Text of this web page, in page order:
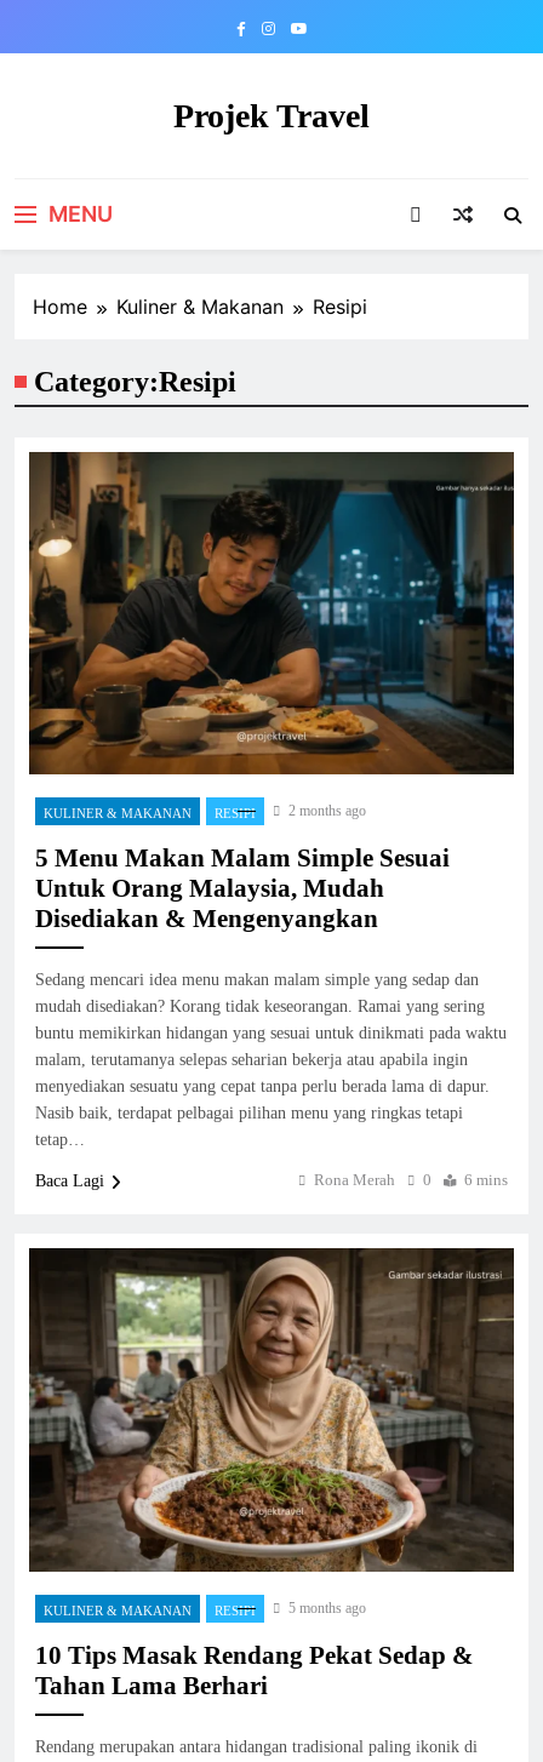
Projek Travel
MENU
Home Kuliner & Makanan Resipi
Category:Resipi
KULINER & MAKANAN RESIPI 2 months ago
5 Menu Makan Malam Simple Sesuai
Untuk Orang Malaysia, Mudah
Disediakan & Mengenyangkan
Sedang mencari idea menu makan malam simple yang sedap dan
mudah disediakan? Korang tidak keseorangan. Ramai yang sering
buntu memikirkan hidangan yang sesuai untuk dinikmati pada waktu
malam, terutamanya selepas seharian bekerja atau apabila ingin
menyediakan sesuatu yang cepat tanpa perlu berada lama di dapur.
Nasib baik, terdapat pelbagai pilihan menu yang ringkas tetapi
tetap…
Baca Lagi Rona Merah 0 6 mins
KULINER & MAKANAN RESIPI 5 months ago
10 Tips Masak Rendang Pekat Sedap &
Tahan Lama Berhari
Rendang merupakan antara hidangan tradisional paling ikonik di